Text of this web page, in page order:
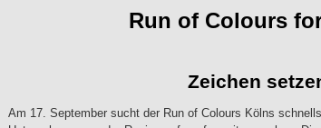
Run of Colours fordert
Zeichen setzen beim
Am 17. September sucht der Run of Colours Kölns